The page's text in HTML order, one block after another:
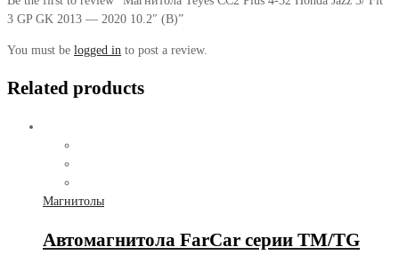
3 GP GK 2013 — 2020 10.2″ (B)”
You must be logged in to post a review.
Related products
Магнитолы
Автомагнитола FarCar серии TM/TG